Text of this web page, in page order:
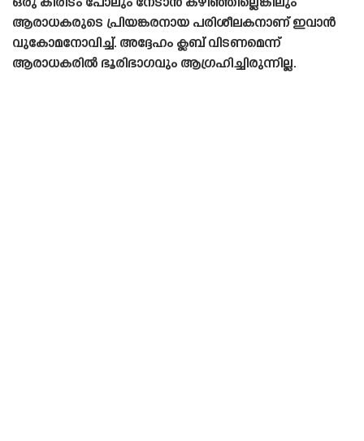
ഒരു കിരീടം പോലും നേടാൻ കഴിഞ്ഞില്ലെങ്കിലും
ആരാധകരുടെ പ്രിയങ്കരനായ പരിശീലകനാണ് ഇവാൻ
വുകോമനോവിച്ച്. അദ്ദേഹം ക്ലബ് വിടണമെന്ന്
ആരാധകരിൽ ഭൂരിഭാഗവും ആഗ്രഹിച്ചിരുന്നില്ല.